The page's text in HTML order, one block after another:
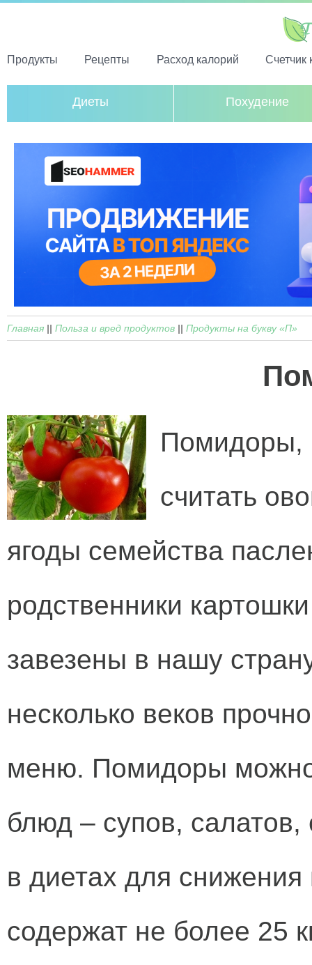
Продукты Рецепты Расход калорий Счетчик
Диеты Похудение
Главная || Польза и вред продуктов || Продукты на букву «П»
Помидоры,
считать
ягоды семейства
родственники
завезены в нашу
несколько веков
меню. Помидоры можно
блюд – супов,
в диетах для снижения
содержат не более 25